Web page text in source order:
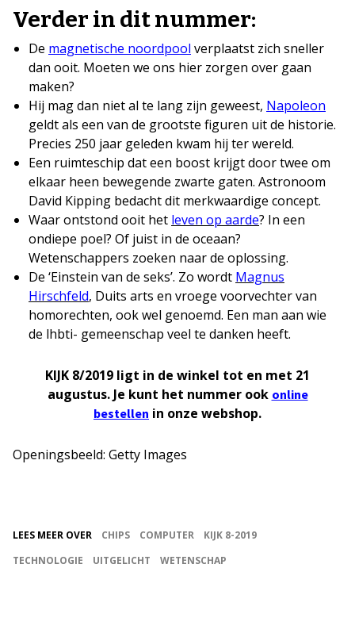
Verder in dit nummer:
De magnetische noordpool verplaatst zich sneller
dan ooit. Moeten we ons hier zorgen over gaan
maken?
Hij mag dan niet al te lang zijn geweest, Napoleon
geldt als een van de grootste figuren uit de historie.
Precies 250 jaar geleden kwam hij ter wereld.
Een ruimteschip dat een boost krijgt door twee om
elkaar heen bewegende zwarte gaten. Astronoom
David Kipping bedacht dit merkwaardige concept.
Waar ontstond ooit het leven op aarde? In een
ondiepe poel? Of juist in de oceaan?
Wetenschappers zoeken naar de oplossing.
De ‘Einstein van de seks’. Zo wordt Magnus
Hirschfeld, Duits arts en vroege voorvechter van
homorechten, ook wel genoemd. Een man aan wie
de lhbti- gemeenschap veel te danken heeft.
KIJK 8/2019 ligt in de winkel tot en met 21
augustus. Je kunt het nummer ook online
bestellen in onze webshop.
Openingsbeeld: Getty Images
LEES MEER OVER CHIPS COMPUTER
KIJK 8-2019
TECHNOLOGIE
UITGELICHT WETENSCHAP